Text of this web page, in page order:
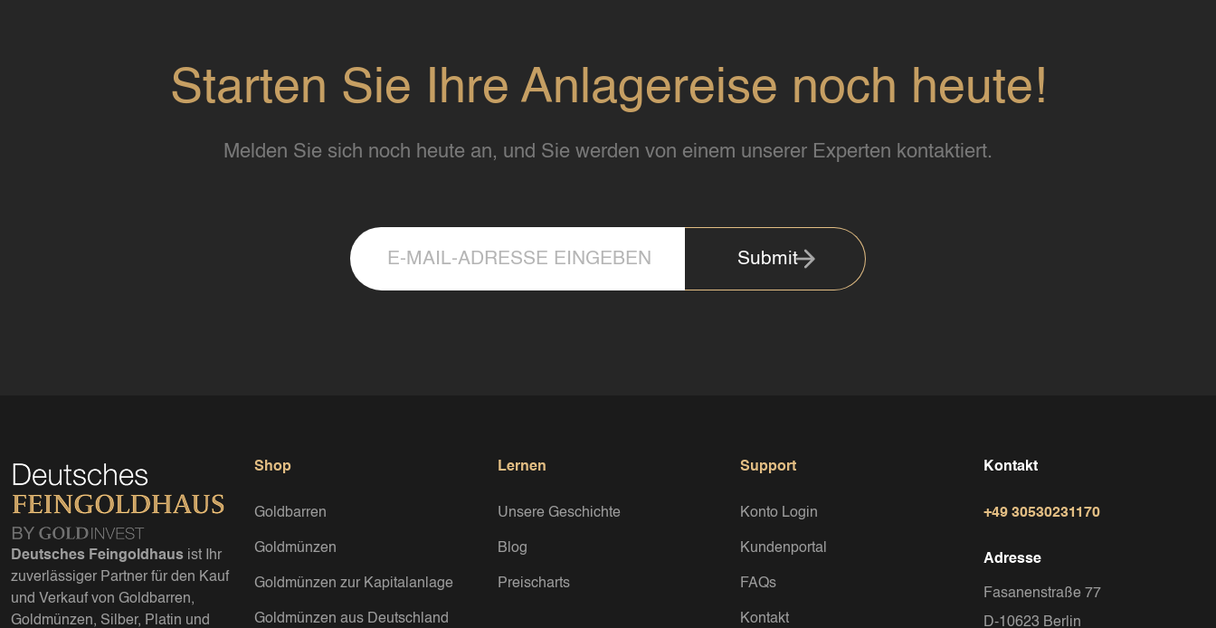
Starten Sie Ihre Anlagereise noch heute!
Melden Sie sich noch heute an, und Sie werden von einem unserer Experten kontaktiert.
Submit
Deutsches Feingoldhaus ist Ihr
zuverlässiger Partner für den Kauf
und Verkauf von Goldbarren,
Goldmünzen, Silber, Platin und
Shop
Goldbarren
Goldmünzen
Goldmünzen zur Kapitalanlage
Goldmünzen aus Deutschland
Lernen
Unsere Geschichte
Blog
Preischarts
Support
Konto Login
Kundenportal
FAQs
Kontakt
Kontakt
+49 30530231170
Adresse
Fasanenstraße 77
D-10623 Berlin